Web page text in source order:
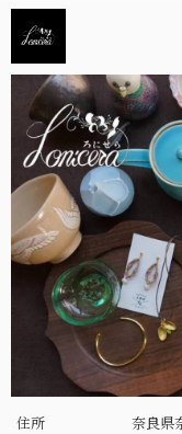
住所 奈良県